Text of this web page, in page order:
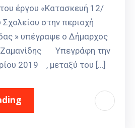
έργου «Κατασκευή 12/
στην περιοχή
» υπέγραψε ο Δήμαρχος
Ζαμανίδης Υπεγράφη την
2019 , μεταξύ του […]